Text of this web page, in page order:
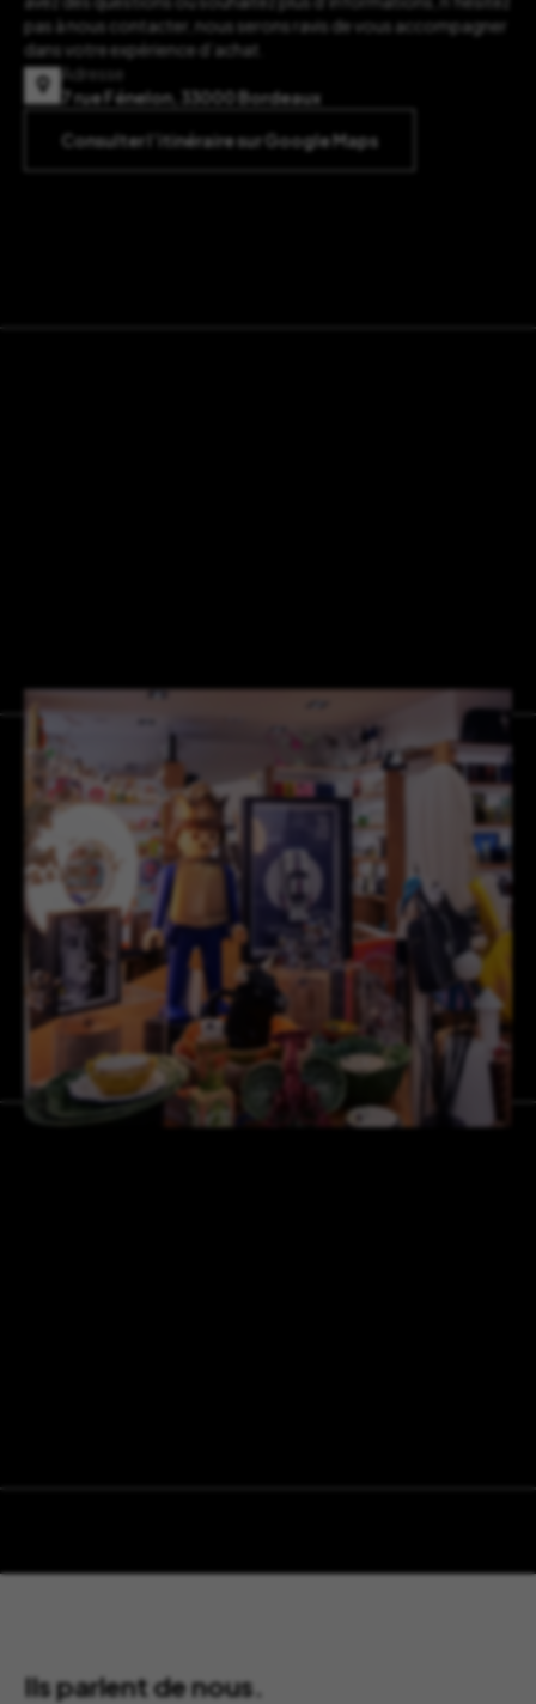
pas à nous contacter, nous serons ravis de vous accompagner
dans votre expérience d’achat.
Adresse
7 rue Fénelon, 33000 Bordeaux
Consulter l’itinéraire sur Google Maps
Ils parlent de nous.